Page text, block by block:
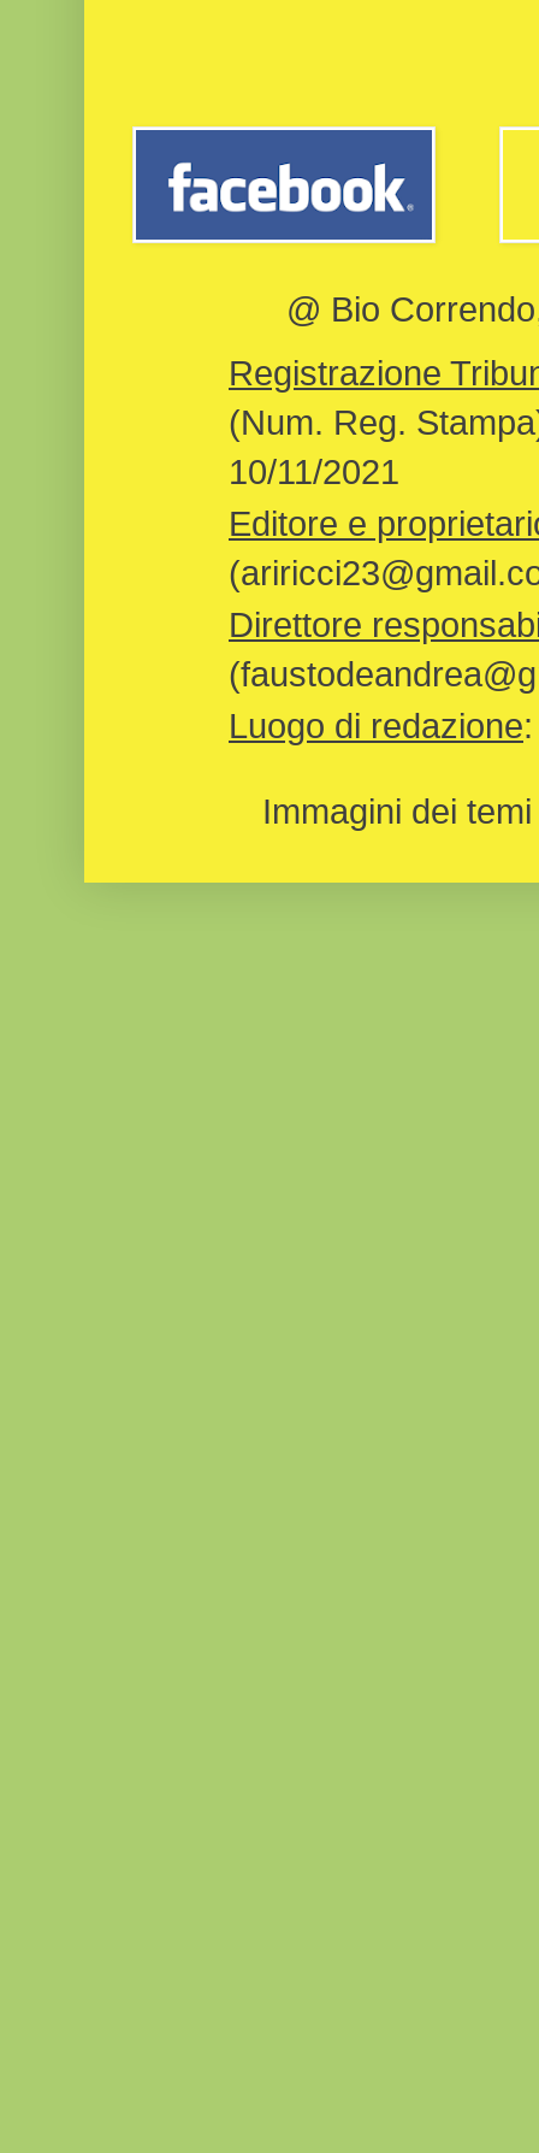
@ Bio
Registrazione
(Num. Reg.
10/11/2021
Editore e
Direttore
Luogo di redazione
Immagini dei